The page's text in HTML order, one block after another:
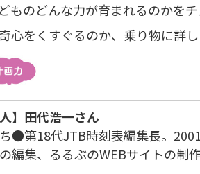
ものどんな力が育まれるのかを
心をくすぐるのか、乗り物に詳
】田代浩一さん
●第18代JTB時刻表編集長。
編集、るるぶのWEBサイトの制